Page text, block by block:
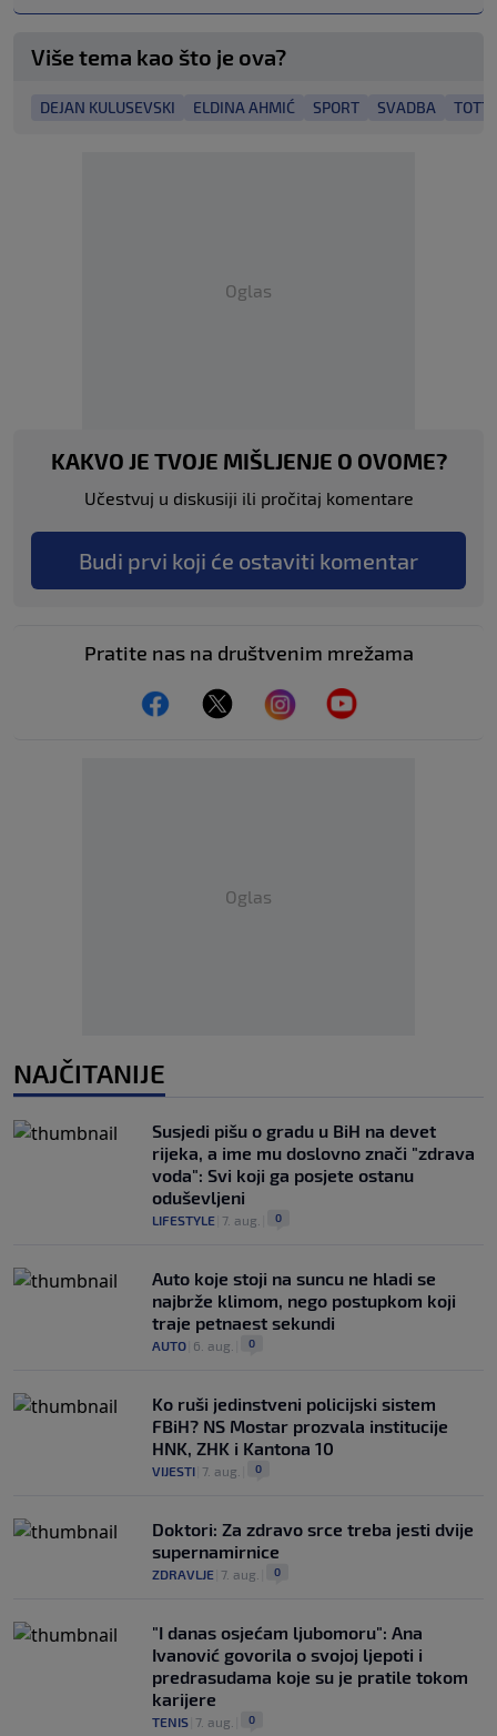
Više tema kao što je ova?
DEJAN KULUSEVSKI ELDINA AHMIĆ SPORT SVADBA
Oglas
KAKVO JE TVOJE MIŠLJENJE O OVOME?
Učestvuj u diskusiji ili pročitaj komentare
Budi prvi koji će ostaviti komentar
Pratite nas na društvenim mrežama
Oglas
NAJČITANIJE
Susjedi pišu o gradu u BiH na devet
rijeka, a ime mu doslovno znači "zdrava
voda": Svi koji ga posjete ostanu
oduševljeni
LIFESTYLE 7. aug. 0
Auto koje stoji na suncu ne hladi se
najbrže klimom, nego postupkom koji
traje petnaest sekundi
AUTO 6. aug. 0
Ko ruši jedinstveni policijski sistem
FBiH? NS Mostar prozvala institucije
HNK, ZHK i Kantona 10
VIJESTI 7. aug. 0
Doktori: Za zdravo srce treba jesti dvije
supernamirnice
ZDRAVLJE 7. aug. 0
"I danas osjećam ljubomoru": Ana
Ivanović govorila o svojoj ljepoti i
predrasudama koje su je pratile tokom
karijere
TENIS 7. aug. 0